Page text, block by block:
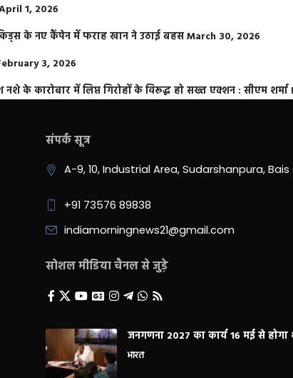
1, 2026
के नए कैंपेन में फराह खान ने उठाई बहसMarch 30, 2026
3, 2026
नशे के कारोबार में लिप्त गिरोहों के विरूद्ध हो सख्त एक्शन : सीएम शर्मा
संपर्क सूत्र
A-9, 10, Industrial Area, Sudarshanpura,
+91 73576 89838
indiamorningnews21@gmail.com
सोशल मीडिया चैनल से जुड़े
जनगणना 2027 का कार्य 16 मई से
भारत